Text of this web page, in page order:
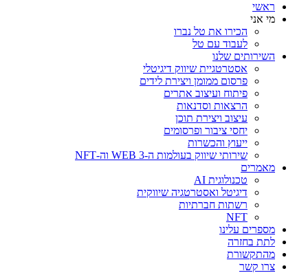
ראשי
מי אני
הכירו את טל נברו
לעבוד עם טל
השירותים שלנו
אסטרטגיית שיווק דיגיטלי
פרסום ממומן ויצירת לידים
פיתוח ועיצוב אתרים
הרצאות וסדנאות
עיצוב ויצירת תוכן
יחסי ציבור ופרסומים
ייעוץ והכשרות
שירותי שיווק בעולמות ה-WEB 3 וה-NFT
מאמרים
טכנולוגית AI
דיגיטל ואסטרטגיה שיווקית
רשתות חברתיות
NFT
מספרים עלינו
לתת בחזרה
מהתקשורת
צרו קשר